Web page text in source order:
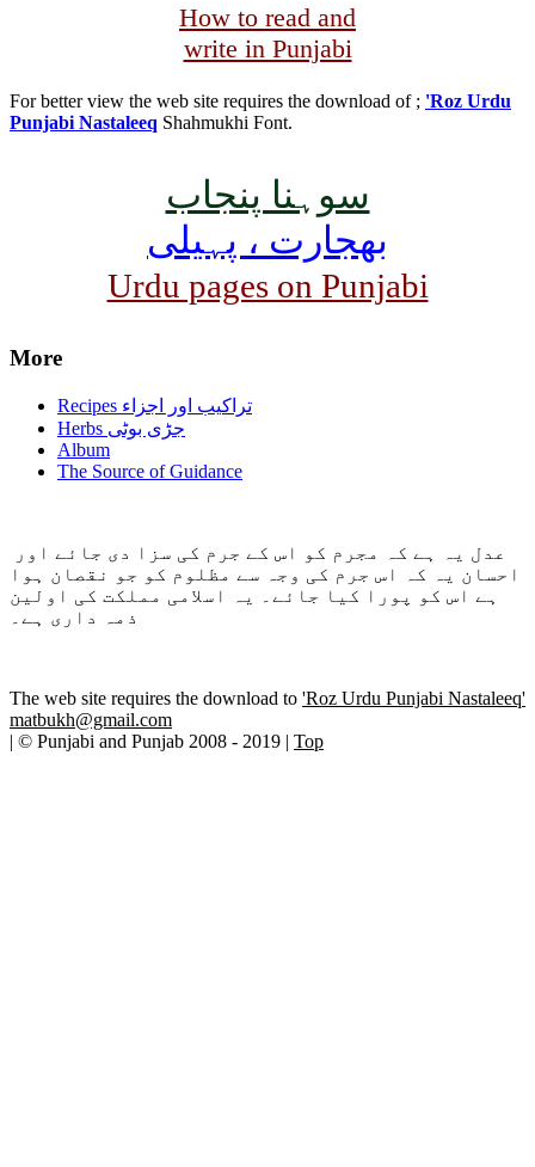
How to read and
write in Punjabi
For better view the web site requires the download of ; 'Roz Urdu
Punjabi Nastaleeq Shahmukhi Font.
سوہنا پنجاب
بھجارت ، پہیلی
Urdu pages on Punjabi
More
Recipes تراکیب اور اجزاء
Herbs جڑی بوٹی
Album
The Source of Guidance
احسان یہ کہ اس جرم کی وجہ سے مظلوم کو جو نقصان ہوا
ہے اس کو پورا کیا جائے۔ یہ اسلامی مملکت کی اولین
ذمہ داری ہے۔
The web site requires the download to 'Roz Urdu Punjabi Nastaleeq'
matbukh@gmail.com
| © Punjabi and Punjab 2008 - 2019 | Top